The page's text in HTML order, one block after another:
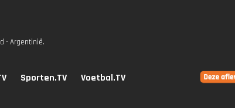
- Argentinië.
Sporten.TV Voetbal.TV